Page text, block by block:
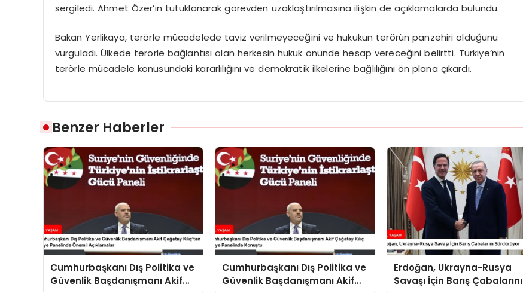
sergiledi. Ahmet Özer’in tutuklanarak görevden uzaklaştırılmasına ilişkin de açıklamalarda bulundu.
Bakan Yerlikaya, terörle mücadelede taviz verilmeyeceğini ve hukukun terörün panzehiri olduğunu
vurguladı. Ülkede terörle bağlantısı olan herkesin hukuk önünde hesap vereceğini belirtti. Türkiye’nin
terörle mücadele konusundaki kararlılığını ve demokratik ilkelerine bağlılığını ön plana çıkardı.
Benzer Haberler
Cumhurbaşkanı Dış Politika ve
Güvenlik Başdanışmanı Akif
Cumhurbaşkanı Dış Politika ve
Güvenlik Başdanışmanı Akif
Erdoğan, Ukrayna-Rusya
Savaşı İçin Barış Çabalarını